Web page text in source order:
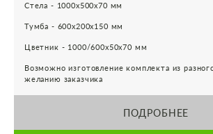
Стела - 1000х500х70 мм
Тумба - 600х200х150 мм
Цветник - 1000/600х50х70 мм
Возможно изготовление комплекта из
желанию заказчика
ПОДРОБНЕЕ